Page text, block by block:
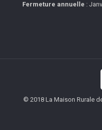
Fermeture annuelle :
© 2018 La Maison Rurale